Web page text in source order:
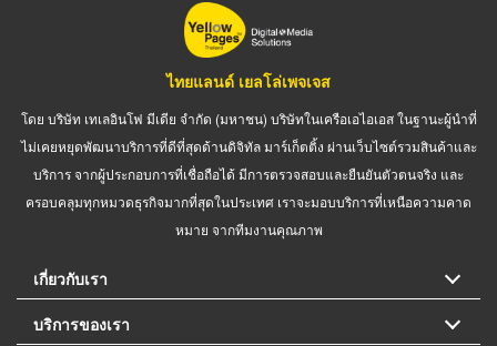
ไทยแลนด์ เยลโล่เพจเจส
โดย บริษัท เทเลอินโฟ มีเดีย จำกัด (มหาชน) บริษัทในเครือเอไอเอส ในฐานะผู้นำที่
ไม่เคยหยุดพัฒนาบริการที่ดีที่สุดด้านดิจิทัล มาร์เก็ตติ้ง ผ่านเว็บไซต์รวมสินค้าและ
บริการ จากผู้ประกอบการที่เชื่อถือได้ มีการตรวจสอบและยืนยันตัวตนจริง และ
ครอบคลุมทุกหมวดธุรกิจมากที่สุดในประเทศ เราจะมอบบริการที่เหนือความคาด
หมาย จากทีมงานคุณภาพ
เกี่ยวกับเรา
บริการของเรา